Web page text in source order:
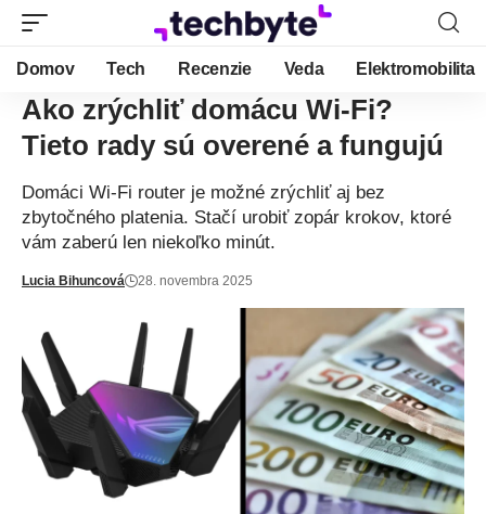
Domov Tech Recenzie Veda Elektromobilita
Ako zrýchliť domácu Wi-Fi?
Tieto rady sú overené a fungujú
Domáci Wi-Fi router je možné zrýchliť aj bez
zbytočného platenia. Stačí urobiť zopár krokov, ktoré
vám zaberú len niekoľko minút.
Lucia Bihuncová 28. novembra 2025